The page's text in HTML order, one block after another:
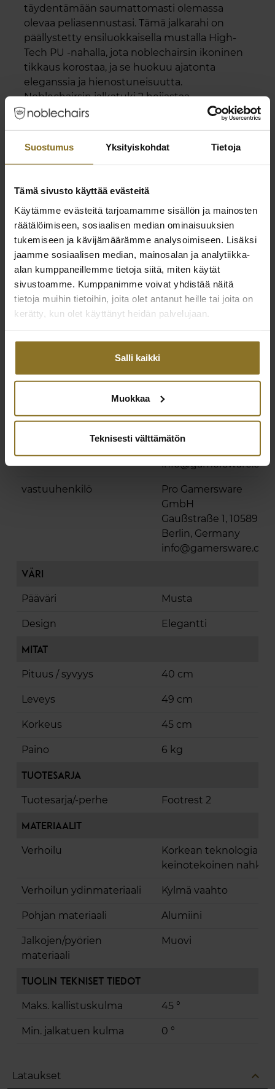
Suostumus Yksityiskohdat Tietoja
Tämä sivusto käyttää evästeitä
Käytämme evästeitä tarjoamamme sisällön ja mainosten
räätälöimiseen, sosiaalisen median ominaisuuksien
tukemiseen ja kävijämäärämme analysoimiseen. Lisäksi
jaamme sosiaalisen median, mainosalan ja analytiikka-
alan kumppaneillemme tietoja siitä, miten käytät
sivustoamme. Kumppanimme voivat yhdistää näitä
tietoja muihin tietoihin, joita olet antanut heille tai joita on
kerätty, kun olet käyttänyt heidän palvelujaan.
Salli kaikki
Muokkaa
Teknisesti välttämätön
täydentämään saumattomasti olemassa
olevaa peliasennustasi. Tämä jalkarahi on
päällystetty ensiluokkaisella mustalla High-
Tech PU -nahalla, jota noblechairsin ikoninen
tikkaus korostaa, ja se huokuu ajatonta
eleganssia ja hienostuneisuutta.
Noblechairsin jalkatuki 2 heijastaa
tuotemerkin sitoutumista kypsään,
Nosta pelitilasi uusille esteettisen
Tekniset tiedot expand_less
Säädettävyys
Kallistustoiminto Joo
ja turvallisuus
Pro Gamersware
GmbH
Gaußstraße 1, 10589
info@gamersware.com
vastuuhenkilö
Pro Gamersware
GmbH
Gaußstraße 1, 10589
Berlin, Germany
info@gamersware.com
Väri
Pääväri Musta
Design Elegantti
Mitat
Pituus / syvyys 40 cm
Leveys 49 cm
Korkeus 45 cm
Paino 6 kg
Tuotesarja
Tuotesarja/-perhe Footrest 2
Materiaalit
Verhoilu
Korkean teknologian
keinotekoinen nahka
Verhoilun ydinmateriaali Kylmä vaahto
Pohjan materiaali Alumiini
Jalkojen/pyörien
materiaali
Muovi
Tuolin tekniset tiedot
Maks. kallistuskulma 45 °
Min. jalkatuen kulma 0 °
Lataukset expand_less